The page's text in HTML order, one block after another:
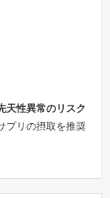
天性異常のリスク
プリの摂取を推奨